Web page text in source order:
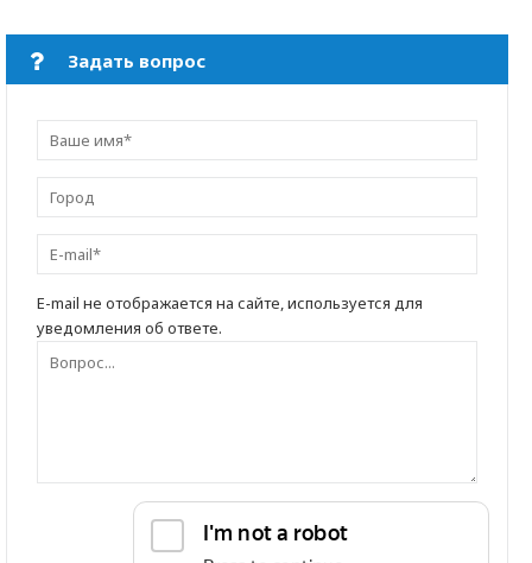
Задать вопрос
E-mail не отображается на сайте, используется для
уведомления об ответе.